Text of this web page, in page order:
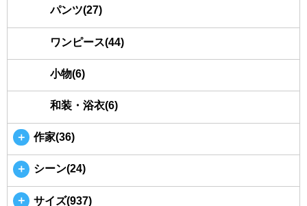
パンツ(27)
ワンピース(44)
小物(6)
和装・浴衣(6)
＋ 作家(36)
＋ シーン(24)
＋ サイズ(937)